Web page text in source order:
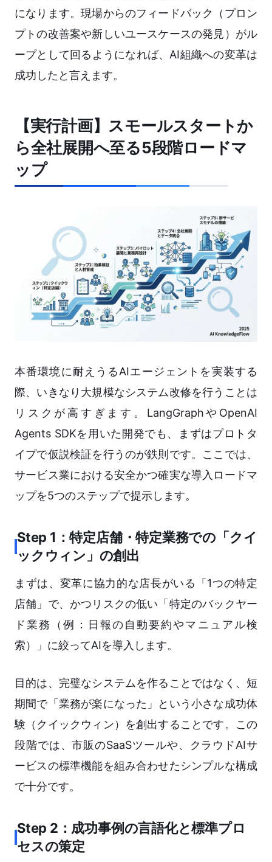
になります。現場からのフィードバック（プロン
プトの改善案や新しいユースケースの発見）がル
ープとして回るようになれば、AI組織への変革は
成功したと言えます。
【実行計画】スモールスタートか
ら全社展開へ至る5段階ロードマ
ップ
本番環境に耐えうるAIエージェントを実装する
際、いきなり大規模なシステム改修を行うことは
リスクが高すぎます。LangGraphやOpenAI
Agents SDKを用いた開発でも、まずはプロトタ
イプで仮説検証を行うのが鉄則です。ここでは、
サービス業における安全かつ確実な導入ロードマ
ップを5つのステップで提示します。
Step 1：特定店舗・特定業務での「クイ
ックウィン」の創出
まずは、変革に協力的な店長がいる「1つの特定
店舗」で、かつリスクの低い「特定のバックヤー
ド業務（例：日報の自動要約やマニュアル検
索）」に絞ってAIを導入します。
目的は、完璧なシステムを作ることではなく、短
期間で「業務が楽になった」という小さな成功体
験（クイックウィン）を創出することです。この
段階では、市販のSaaSツールや、クラウドAIサ
ービスの標準機能を組み合わせたシンプルな構成
で十分です。
Step 2：成功事例の言語化と標準プロ
セスの策定